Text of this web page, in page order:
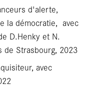
d'alerte,
la démocratie, avec
D.Henky et N.
de Strasbourg, 2023
avec